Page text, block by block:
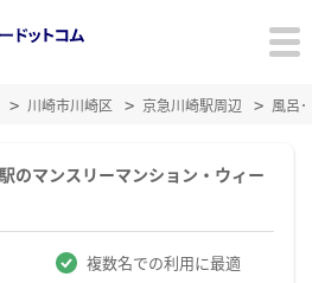
川崎市川崎区 京急川崎駅周辺 風呂
のマンスリーマンション・ウィー
複数名での利用に最適